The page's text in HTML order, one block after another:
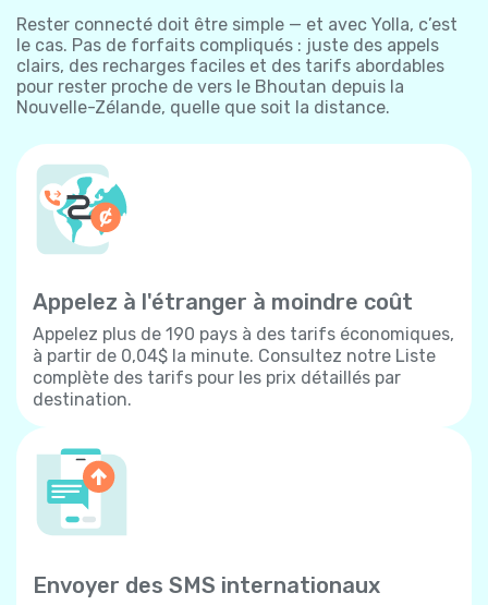
Rester connecté doit être simple — et avec Yolla, c’est
le cas. Pas de forfaits compliqués : juste des appels
clairs, des recharges faciles et des tarifs abordables
pour rester proche de vers le Bhoutan depuis la
Nouvelle-Zélande, quelle que soit la distance.
Appelez à l'étranger à moindre coût
Appelez plus de 190 pays à des tarifs économiques,
à partir de 0,04$ la minute. Consultez notre Liste
complète des tarifs pour les prix détaillés par
destination.
Envoyer des SMS internationaux